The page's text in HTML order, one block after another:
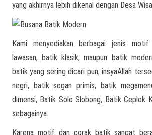
yang akhirnya lebih dikenal dengan Desa
Kami menyediakan berbagai jenis
lawasan, batik klasik, maupun batik
batik yang sering dicari pun, insyaAllah
negri, batik sogan primis, batik
dimensi, Batik Solo Slobong, Batik Ceplok
sebagainya.
Karena motif dan corak batik sangat